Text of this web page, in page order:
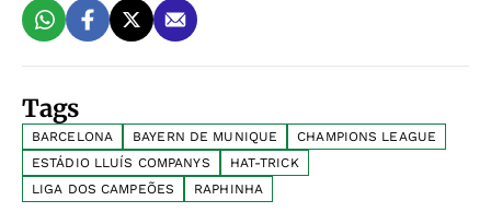
Tags
BARCELONA BAYERN DE MUNIQUE
CHAMPIONS LEAGUE
ESTÁDIO LLUÍS COMPANYS
HAT-TRICK
LIGA DOS CAMPEÕES
RAPHINHA